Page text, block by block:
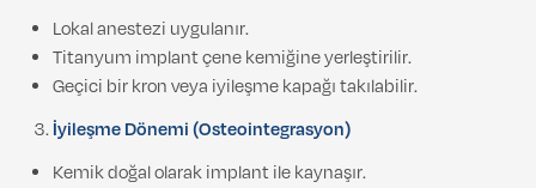
Lokal anestezi uygulanır.
Titanyum implant çene kemiğine yerleştirilir.
Geçici bir kron veya iyileşme kapağı takılabilir.
İyileşme Dönemi (Osteointegrasyon)
Kemik doğal olarak implant ile kaynaşır.